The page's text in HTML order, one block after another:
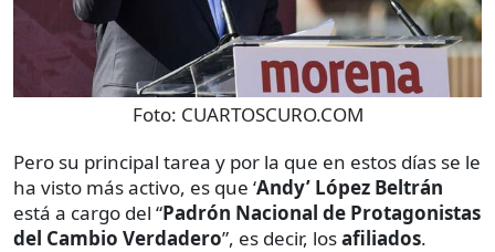
Foto: CUARTOSCURO.COM
Pero su principal tarea y por la que en estos días se le
ha visto más activo, es que ‘Andy’ López Beltrán
está a cargo del “Padrón Nacional de Protagonistas
del Cambio Verdadero”, es decir, losafiliados.